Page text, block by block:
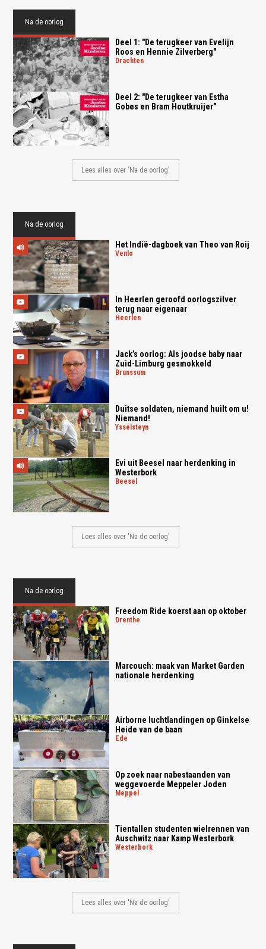
Na de oorlog
Deel 1: "De terugkeer van Evelijn
Roos en Hennie Zilverberg"
drachten
Deel 2: "De terugkeer van Estha
Gobes en Bram Houtkruijer"
Lees alles over 'Na de oorlog'
Na de oorlog
Het Indië-dagboek van Theo van Roij
venlo
In Heerlen geroofd oorlogszilver
terug naar eigenaar
heerlen
Jack’s oorlog: Als joodse baby naar
Zuid-Limburg gesmokkeld
brunssum
Duitse soldaten, niemand huilt om u!
Niemand!
ysselsteyn
Evi uit Beesel naar herdenking in
Westerbork
beesel
Lees alles over 'Na de oorlog'
Na de oorlog
Freedom Ride koerst aan op oktober
drenthe
Marcouch: maak van Market Garden
nationale herdenking
Airborne luchtlandingen op Ginkelse
Heide van de baan
ede
Op zoek naar nabestaanden van
weggevoerde Meppeler Joden
meppel
Tientallen studenten wielrennen van
Auschwitz naar Kamp Westerbork
westerbork
Lees alles over 'Na de oorlog'